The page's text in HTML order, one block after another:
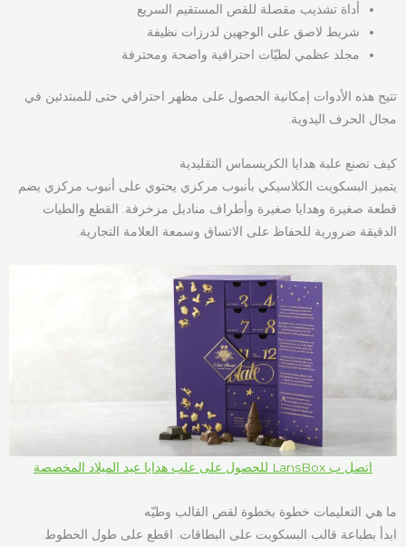
أداة تشذيب مقصلة للقص المستقيم السريع
شريط لاصق على الوجهين لدرزات نظيفة
مجلد عظمي لطيّات احترافية واضحة ومحترفة
تتيح هذه الأدوات إمكانية الحصول على مظهر احترافي حتى للمبتدئين في
مجال الحرف اليدوية.
كيف تصنع علبة هدايا الكريسماس التقليدية
يتميز البسكويت الكلاسيكي بأنبوب مركزي يحتوي على أنبوب مركزي يضم
قطعة صغيرة وهدايا صغيرة وأطراف مناديل مزخرفة. القطع والطيات
الدقيقة ضرورية للحفاظ على الاتساق وسمعة العلامة التجارية.
اتصل ب LansBox للحصول على علب هدايا عيد الميلاد المخصصة
ما هي التعليمات خطوة بخطوة لقص القالب وطيّه
ابدأ بطباعة قالب البسكويت على البطاقات. اقطع على طول الخطوط